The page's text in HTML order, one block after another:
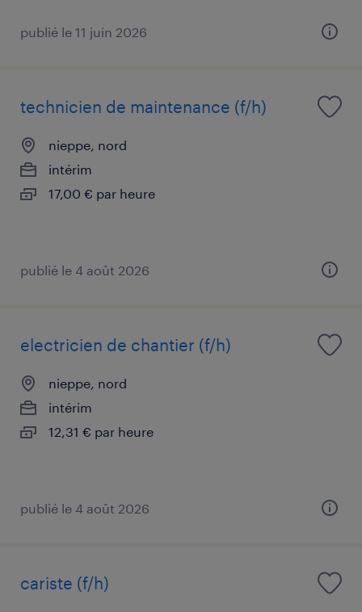
publié le 11 juin 2026
technicien de maintenance (f/h)
nieppe, nord
intérim
17,00 € par heure
publié le 4 août 2026
electricien de chantier (f/h)
nieppe, nord
intérim
12,31 € par heure
publié le 4 août 2026
cariste (f/h)